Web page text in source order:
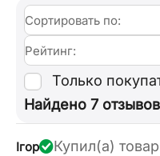
Сортировать по:
Рейтинг:
Только
Найдено 7 отзывов
Ігор Купил(а) товар